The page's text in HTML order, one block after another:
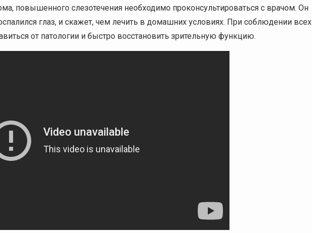
повышенного слезотечения необходимо проконсультироваться с врачом. Он
глаз, и скажет, чем лечить в домашних условиях. При соблюдении всех
от патологии и быстро восстановить зрительную функцию.